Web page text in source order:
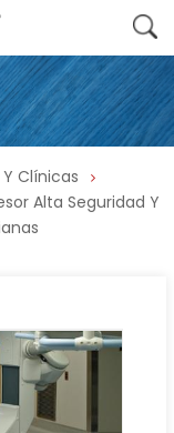
Clínicas
Alta Seguridad Y